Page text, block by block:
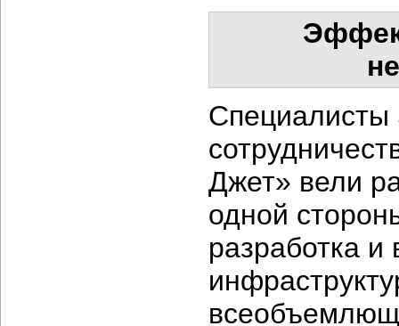
Специалисты
Джет» вели
одной
разработка